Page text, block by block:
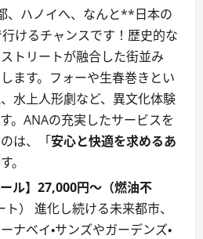
、ハノイへ、なんと**日本の
けるチャンスです！歴史的な
トリートが融合した街並み
ます。フォーや生春巻きとい
水上人形劇など、異文化体験
。ANAの充実したサービスを
は、「安心と快適を求めるあ
。
ル】27,000円～（燃油不
ト） 進化し続ける未来都市、
ナベイ・サンズやガーデンズ・